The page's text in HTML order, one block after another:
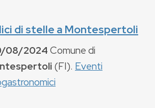
di stelle a Montespertoli
08/2024Comune di
(FI). Eventi